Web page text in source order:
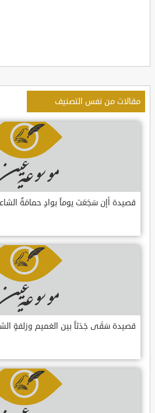
مقالات من نفس التصنيف
قصيدة أإن سَجَعَت يوماً بوادٍ حمامَةٌ
قصيدة سَقَى جَدَثاً بين الغميم وزلفةٍ